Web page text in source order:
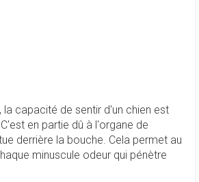
la capacité de sentir d'un chien est
en partie dû à l'organe de
derrière la bouche. Cela permet au
minuscule odeur qui pénètre